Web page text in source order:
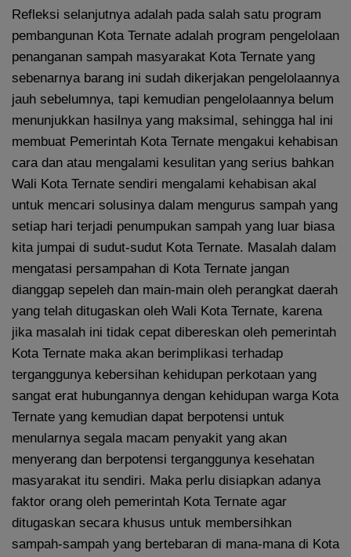
Refleksi selanjutnya adalah pada salah satu program
pembangunan Kota Ternate adalah program pengelolaan
penanganan sampah masyarakat Kota Ternate yang
sebenarnya barang ini sudah dikerjakan pengelolaannya
jauh sebelumnya, tapi kemudian pengelolaannya belum
menunjukkan hasilnya yang maksimal, sehingga hal ini
membuat Pemerintah Kota Ternate mengakui kehabisan
cara dan atau mengalami kesulitan yang serius bahkan
Wali Kota Ternate sendiri mengalami kehabisan akal
untuk mencari solusinya dalam mengurus sampah yang
setiap hari terjadi penumpukan sampah yang luar biasa
kita jumpai di sudut-sudut Kota Ternate. Masalah dalam
mengatasi persampahan di Kota Ternate jangan
dianggap sepeleh dan main-main oleh perangkat daerah
yang telah ditugaskan oleh Wali Kota Ternate, karena
jika masalah ini tidak cepat dibereskan oleh pemerintah
Kota Ternate maka akan berimplikasi terhadap
terganggunya kebersihan kehidupan perkotaan yang
sangat erat hubungannya dengan kehidupan warga Kota
Ternate yang kemudian dapat berpotensi untuk
menularnya segala macam penyakit yang akan
menyerang dan berpotensi terganggunya kesehatan
masyarakat itu sendiri. Maka perlu disiapkan adanya
faktor orang oleh pemerintah Kota Ternate agar
ditugaskan secara khusus untuk membersihkan
sampah-sampah yang bertebaran di mana-mana di Kota